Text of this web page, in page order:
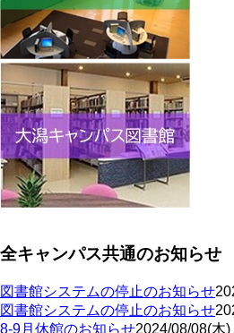
全キャンパス共通のお知らせ
図書館システムの停止のお知らせ
図書館システムの停止のお知らせ
8-9月休館のお知らせ2024/08/08(木)